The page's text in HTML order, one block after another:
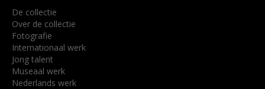
De collectie
Over de collectie
Fotografie
Internationaal werk
Jong talent
Museaal werk
Nederlands werk